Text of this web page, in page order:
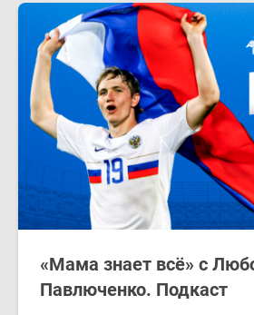
«Мама знает всё» с
Павлюченко. Подкаст